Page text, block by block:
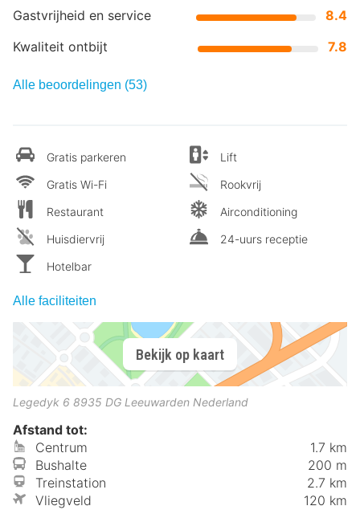
Gastvrijheid en service
8.4
Kwaliteit ontbijt
7.8
Alle beoordelingen (53)
Gratis parkeren
Gratis Wi-Fi
Restaurant
Huisdiervrij
Hotelbar
Lift
Rookvrij
Airconditioning
24-uurs receptie
Alle faciliteiten
Bekijk op kaart
Legedyk 6 8935 DG Leeuwarden Nederland
Afstand tot:
Centrum
1.7 km
Bushalte
200 m
Treinstation
2.7 km
Vliegveld
120 km